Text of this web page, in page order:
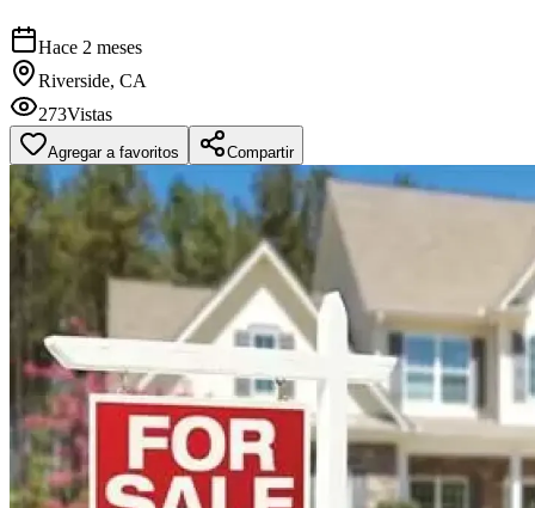
Hace 2 meses
Riverside, CA
273Vistas
Agregar a favoritos Compartir